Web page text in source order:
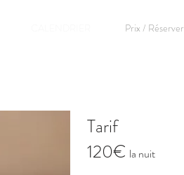
Prix / Réserver
Tarif
120€ la nuit